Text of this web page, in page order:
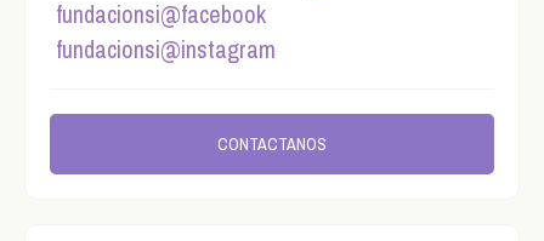
fundacionsi@facebook
fundacionsi@instagram
CONTACTANOS